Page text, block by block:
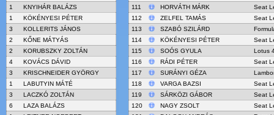
1
KNYIHÁR BALÁZS
1
KÖKÉNYESI PÉTER
3
KOLLERITS JÁNOS
2
KŐNE MÁTYÁS
2
KORUBSZKY ZOLTÁN
4
KOVÁCS DÁVID
3
KRISCHNEIDER GYÖRGY
1
LABUTYIN MÁTÉ
3
LACZKÓ ZOLTÁN
6
LAZA BALÁZS
111
HORVÁTH MÁRK
Seat
112
ZELFEL TAMÁS
Seat
113
SZABÓ SZILÁRD
114
KÖKÉNYESI PÉTER
Seat
115
SOÓS GYULA
Lotus
116
RÁDI PÉTER
Seat
117
SURÁNYI GÉZA
118
VARGA BAZSI
Seat
119
SÁRKÖZI GÁBOR
Seat
120
NAGY ZSOLT
Seat